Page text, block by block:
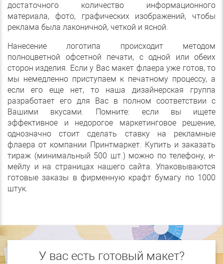
достаточного количество информационного
материала, фото, графических изображений, чтобы
реклама была лаконичной, четкой и ясной.
Нанесение логотипа происходит методом
полноцветной офсетной печати, с одной или обеих
сторон изделия. Если у Вас макет флаера уже готов, то
мы немедленно приступаем к печатному процессу, а
если его еще нет, то наша дизайнерская группа
разработает его для Вас в полном соответствии с
Вашими вкусами. Помните: если вы ищете
эффективное и недорогое маркетинговое решение,
однозначно стоит сделать ставку на рекламные
флаера от компании Принтмаркет. Купить и заказать
тираж (минимальный 500 шт.) можно по телефону, и-
мейлу и на страницах нашего сайта. Упаковываются
готовые заказы в фирменную крафт бумагу по 1000
штук.
У вас есть готовый макет?